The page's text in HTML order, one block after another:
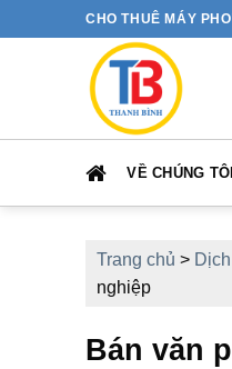
qua
CHO THUÊ MÁY
VỀ CHÚNG TÔI
Trang chủ >
nghiệp
Bán văn